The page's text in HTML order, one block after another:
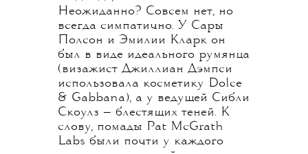
Неожиданно? Совсем нет, но
всегда симпатично. У Сары
Полсон и Эмилии Кларк он
был в виде идеального румянца
(визажист Джиллиан Дэмпси
использовала косметику Dolce
& Gabbana), а у ведущей Сибли
Скоулз — блестящих теней. К
слову, помады Pat McGrath
Labs были почти у каждого